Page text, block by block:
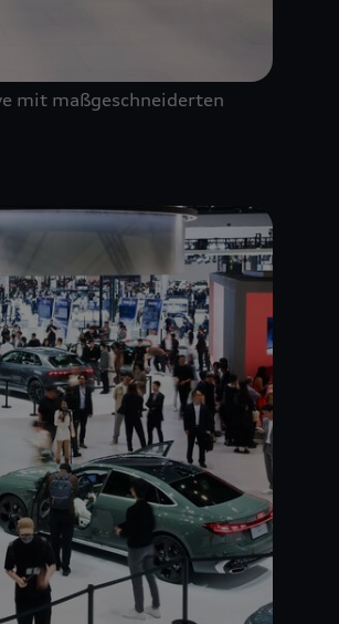
mit maßgeschneiderten